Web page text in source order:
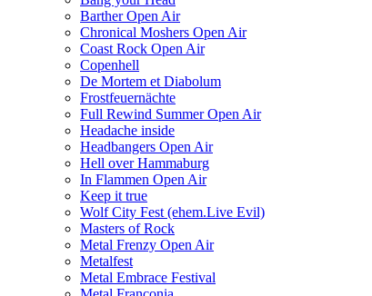
Barther Open Air
Chronical Moshers Open Air
Coast Rock Open Air
Copenhell
De Mortem et Diabolum
Frostfeuernächte
Full Rewind Summer Open Air
Headache inside
Headbangers Open Air
Hell over Hammaburg
In Flammen Open Air
Keep it true
Wolf City Fest (ehem.Live Evil)
Masters of Rock
Metal Frenzy Open Air
Metalfest
Metal Embrace Festival